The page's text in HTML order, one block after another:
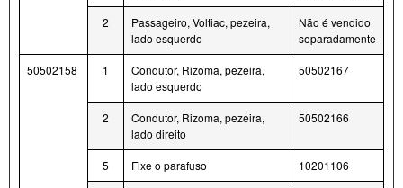
2
Passageiro, Voltiac, pezeira,
lado esquerdo
Não é vendido
separadamente
50502158 1
Condutor, Rizoma, pezeira,
lado esquerdo
50502167
2
Condutor, Rizoma, pezeira,
lado direito
50502166
5 Fixe o parafuso 10201106